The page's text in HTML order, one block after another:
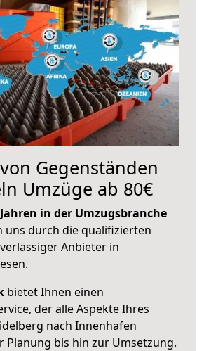
Gegenständen
Umzüge ab 80€
in der Umzugsbranche
uns durch die qualifizierten
Anbieter in
bietet Ihnen einen
der alle Aspekte Ihres
nach Innenhafen
Planung bis hin zur Umsetzung.